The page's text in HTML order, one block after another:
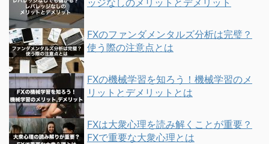
ッジなしのメリットとデメリット
FXのファンダメンタルズ分析は完璧？
使う際の注意点とは
FXの機械学習を知ろう！機械学習のメ
リットとデメリットとは
FXは大衆心理を読み解くことが重要？
FXで重要な大衆心理とは